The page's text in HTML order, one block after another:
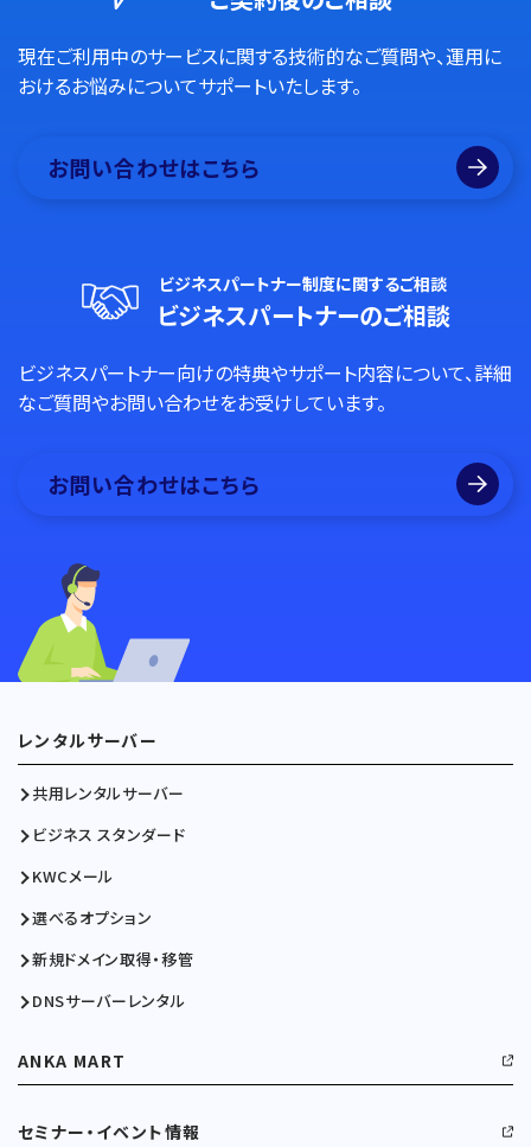
現在ご利用中のサービスに関する技術的なご質問や、運用に
おけるお悩みについてサポートいたします。
お問い合わせはこちら
ビジネスパートナー制度に関するご相談
ビジネスパートナーのご相談
ビジネスパートナー向けの特典やサポート内容について、詳細
なご質問やお問い合わせをお受けしています。
お問い合わせはこちら
レンタルサーバー
共用レンタルサーバー
ビジネス スタンダード
KWCメール
選べるオプション
新規ドメイン取得・移管
DNSサーバーレンタル
ANKA MART
セミナー・イベント情報